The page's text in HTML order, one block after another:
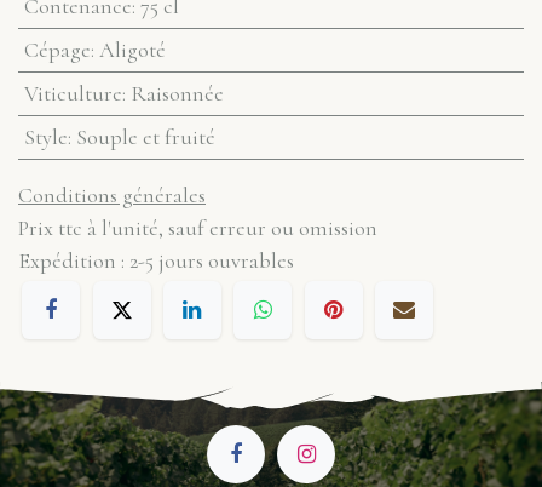
Contenance: 75 cl
Cépage: Aligoté
Viticulture: Raisonnée
Style: Souple et fruité
Conditions générales
Prix ttc à l'unité, sauf erreur ou omission
Expédition : 2-5 jours ouvrables